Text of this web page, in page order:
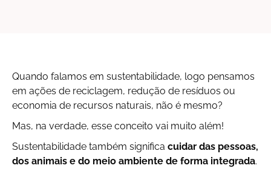
Quando falamos em sustentabilidade, logo pensamos
em ações de reciclagem, redução de resíduos ou
economia de recursos naturais, não é mesmo?
Mas, na verdade, esse conceito vai muito além!
Sustentabilidade também significa cuidar das pessoas,
dos animais e do meio ambiente de forma integrada.